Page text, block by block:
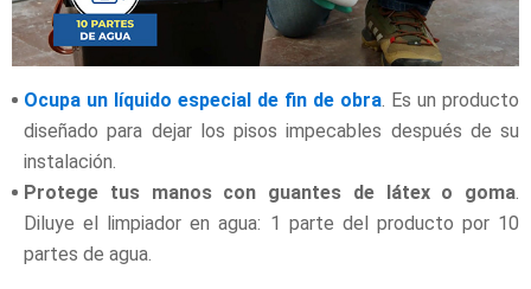
Ocupa un líquido especial de fin de obra. Es un producto
diseñado para dejar los pisos impecables después de su
instalación.
Protege tus manos con guantes de látex o goma.
Diluye el limpiador en agua: 1 parte del producto por 10
partes de agua.